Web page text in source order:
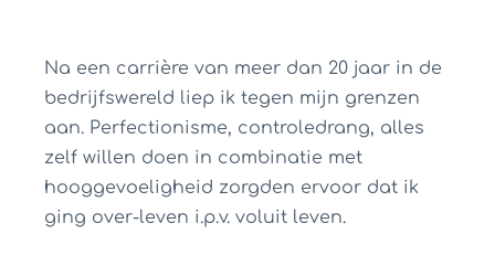
Na een carrière van meer dan 20 jaar in de
bedrijfswereld liep ik tegen mijn grenzen
aan. Perfectionisme, controledrang, alles
zelf willen doen in combinatie met
hooggevoeligheid zorgden ervoor dat ik
ging over-leven i.p.v. voluit leven.